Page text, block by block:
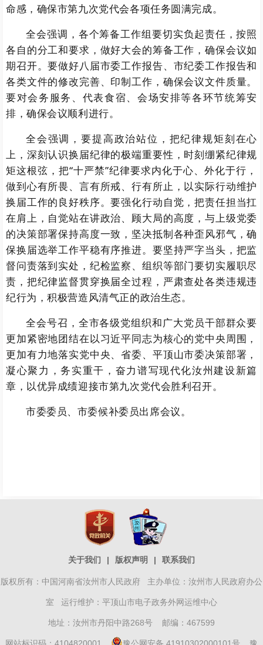
命感，确保市第九次党代会各项任务圆满完成。
全会强调，各个筹备工作组要切实负起责任，按照
各自的分工和要求，做好大会的筹备工作，确保会议如
期召开。要做好八届市委工作报告、市纪委工作报告和
各类文件的修改完善、印制工作，确保会议文件质量。
要对会务服务、代表食宿、会场安排等各环节统筹安
排，确保会议顺利进行。
全会强调，要提高政治站位，把纪律规矩刻在心
上，深刻认识换届纪律的极端重要性，时刻绷紧纪律规
矩这根弦，把“十严禁”纪律要求内化于心、外化于行，
做到心有所畏、言有所戒、行有所止，以实际行动维护
换届工作的良好秩序。要强化行动自觉，把责任担当扛
在肩上，自觉站在讲政治、顾大局的高度，与上级党委
的决策部署保持高度一致，坚决抵制各种歪风邪气，确
保换届选举工作平稳有序推进。要坚持严字当头，把监
督问责落到实处，纪检监察、组织等部门要切实履职尽
责，把纪律监督贯穿换届全过程，严肃查处各类违规违
纪行为，积极营造风清气正的政治生态。
全会号召，全市各级党组织和广大党员干部群众要
更加紧密地团结在以习近平同志为核心的党中央周围，
更加有力地落实党中央、省委、平顶山市委决策部署，
凝心聚力，务实重干，奋力谱写现代化汝州建设新篇
章，以优异成绩迎接市第九次党代会胜利召开。
市委委员、市委候补委员出席会议。
关于我们 | 版权声明 | 联系我们
版权所有：中国河南省汝州市人民政府 主办单位：汝州市人民政府办公
室 运行维护：平顶山市电子政务外网运维中心
地址：汝州市丹阳中路268号 邮编：467599